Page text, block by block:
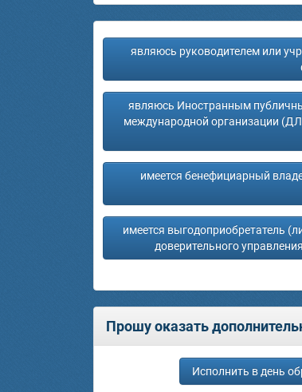
являюсь руководителем или
являюсь Иностранным
международной организации
имеется бенефициарный
имеется выгодоприобретатель
доверительного
Прошу оказать
Исполнить в день